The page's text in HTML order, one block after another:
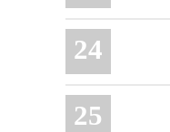
24
25